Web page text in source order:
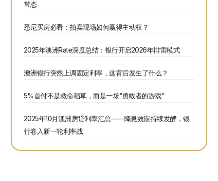
常态
悉尼买房必看：拍卖现场如何赢得主动权？
2025年澳洲Rate深度总结：银行开启2026年排雷模式
澳洲银行突然上调固定利率，这背后发生了什么？
5%首付不是救命稻草，而是一场“勇敢者的游戏”
2025年10月澳洲房贷利率汇总——降息效应持续发酵，银
行卷入新一轮利率战